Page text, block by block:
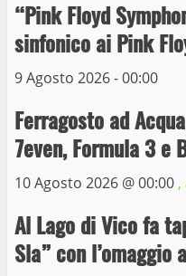
“Pink Floyd
sinfonico ai Pink
9 Agosto 2026 - 00:00
Ferragosto ad
7even, Formula 3 e
10 Agosto 2026 @00:00
Al Lago di Vico fa
Sla” con l’omaggio
3
9
4
La
delle
10